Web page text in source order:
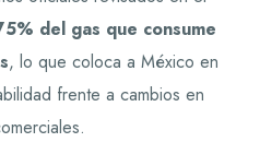
del gas que consume
, lo que coloca a México en
frente a cambios en